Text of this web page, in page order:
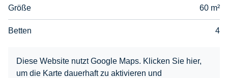
Größe 60 m²
Betten 4
Diese Website nutzt Google Maps. Klicken Sie hier,
um die Karte dauerhaft zu aktivieren und